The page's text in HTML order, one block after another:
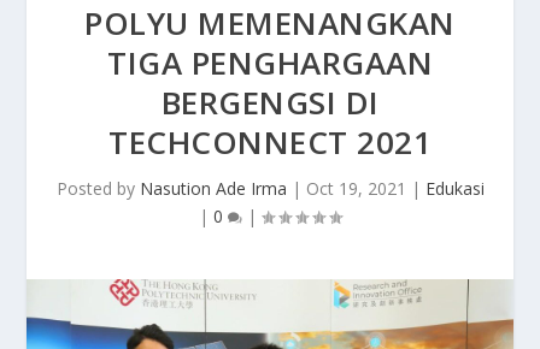
POLYU MEMENANGKAN
TIGA PENGHARGAAN
BERGENGSI DI
TECHCONNECT 2021
Posted by Nasution Ade Irma | Oct 19, 2021 | Edukasi
| 0 |